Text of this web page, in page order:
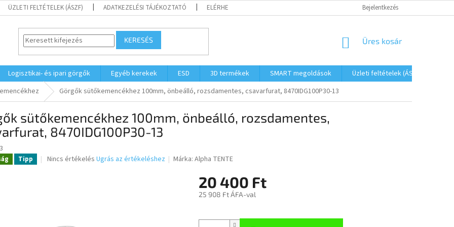
ÜZLETI FELTÉTELEK (ÁSZF) ADATKEZELÉSI TÁJÉKOZTATÓ ELÉRHETŐSÉGEK FOGYASZTÓVÉDELMI TÁJÉKOZTATÓ JOGI NYILATKOZAT
Bejelentkezés
KERESÉS KOSÁR
Üres kosár
Logisztikai- és ipari görgők Egyéb kerekek ESD 3D termékek SMART megoldások Üzleti feltételek (ÁSZF)
Görgők sütőkemencékhez 100mm, önbeálló, rozsdamentes, csavarfurat, 8470IDG100P30-13
sütőkemencékhez 100mm, önbeálló, rozsdamentes,
8470IDG100P30-13
Tipp
A
Nincs értékelés Ugrás az értékeléshez Márka:Alpha TENTE
20 400 Ft
25 908 Ft ÁFA-val